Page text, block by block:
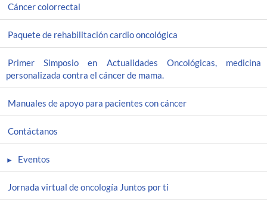
Cáncer colorrectal
Paquete de rehabilitación cardio oncológica
Primer Simposio en Actualidades Oncológicas, medicina
personalizada contra el cáncer de mama.
Manuales de apoyo para pacientes con cáncer
Contáctanos
Eventos
Jornada virtual de oncología Juntos por ti